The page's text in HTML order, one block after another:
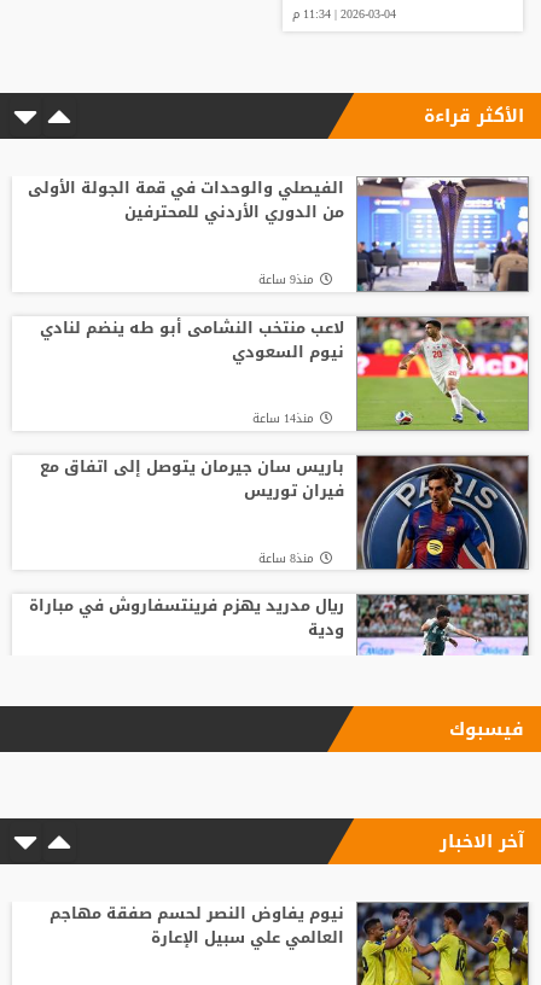
2026-03-04 | 11:34 م
الأكثر قراءة
الفيصلي والوحدات في قمة الجولة الأولى
من الدوري الأردني للمحترفين
منذ9 ساعة
لاعب منتخب النشامى أبو طه ينضم لنادي
نيوم السعودي
منذ14 ساعة
باريس سان جيرمان يتوصل إلى اتفاق مع
فيران توريس
منذ8 ساعة
ريال مدريد يهزم فرينتسفاروش في مباراة
ودية
ليفربول يحسم صفقة أراخو لاعب برشلونة
مأساة وفاة لاعب شاب
فيسبوك
آخر الاخبار
نيوم يفاوض النصر لحسم صفقة مهاجم
العالمي علي سبيل الإعارة